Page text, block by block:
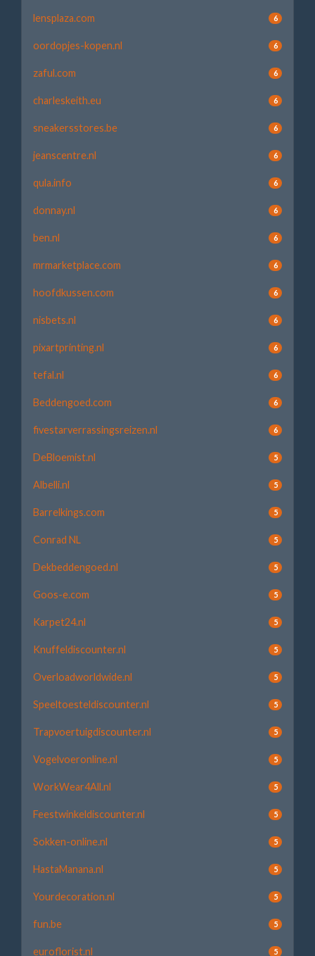
lensplaza.com 6
oordopjes-kopen.nl 6
zaful.com 6
charleskeith.eu 6
sneakersstores.be 6
jeanscentre.nl 6
qula.info 6
donnay.nl 6
ben.nl 6
mrmarketplace.com 6
hoofdkussen.com 6
nisbets.nl 6
pixartprinting.nl 6
tefal.nl 6
Beddengoed.com 6
fivestarverrassingsreizen.nl 6
DeBloemist.nl 5
Albelli.nl 5
Barrelkings.com 5
Conrad NL 5
Dekbeddengoed.nl 5
Goos-e.com 5
Karpet24.nl 5
Knuffeldiscounter.nl 5
Overloadworldwide.nl 5
Speeltoesteldiscounter.nl 5
Trapvoertuigdiscounter.nl 5
Vogelvoeronline.nl 5
WorkWear4All.nl 5
Feestwinkeldiscounter.nl 5
Sokken-online.nl 5
HastaManana.nl 5
Yourdecoration.nl 5
fun.be 5
euroflorist.nl 5